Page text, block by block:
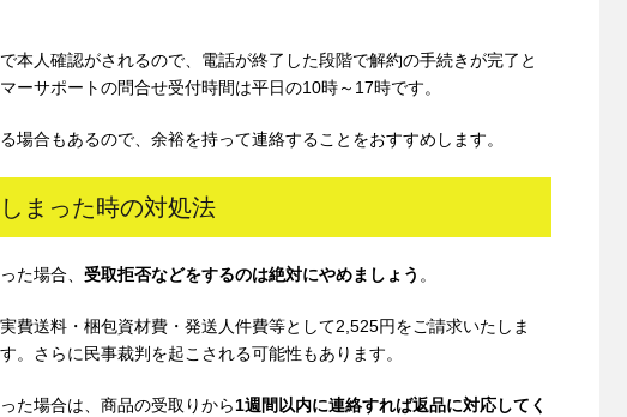
本人確認がされるので、電話が終了した段階で解約の手続きが完了と
ーサポートの問合せ受付時間は平日の10時～17時です。
場合もあるので、余裕を持って連絡することをおすすめします。
まった時の対処法
た場合、 受取拒否などをするのは絶対にやめましょう 。
費送料・梱包資材費・発送人件費等として2,525円をご請求いたしま
。 さらに民事裁判を起こされる可能性もあります。
た場合は、商品の受取りから1週間以内に連絡すれば返品に対応してく